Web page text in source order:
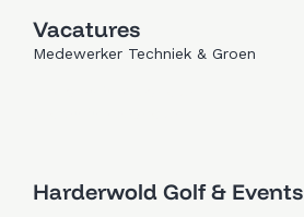
Vacatures
Medewerker Techniek & Groen
Harderwold Golf & Events